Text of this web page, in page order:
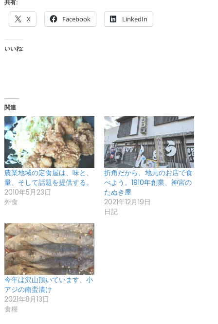
共有:
X Facebook LinkedIn
いいね:
関連
農業地域の定食屋は、味と、
量、そして話題を提供する。
2010年5月23日
外食
折角だから、地元のお店で食
べよう。1910年創業、神宮の
たぬき屋
2021年12月19日
日記
今年は沢山頂いています、小
アジの南蛮漬け
2021年8月13日
食糧